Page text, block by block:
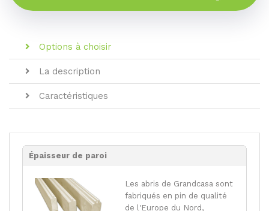
Options à choisir
La description
Caractéristiques
Épaisseur de paroi
Les abris de Grandcasa sont
fabriqués en pin de qualité
de l'Europe du Nord,